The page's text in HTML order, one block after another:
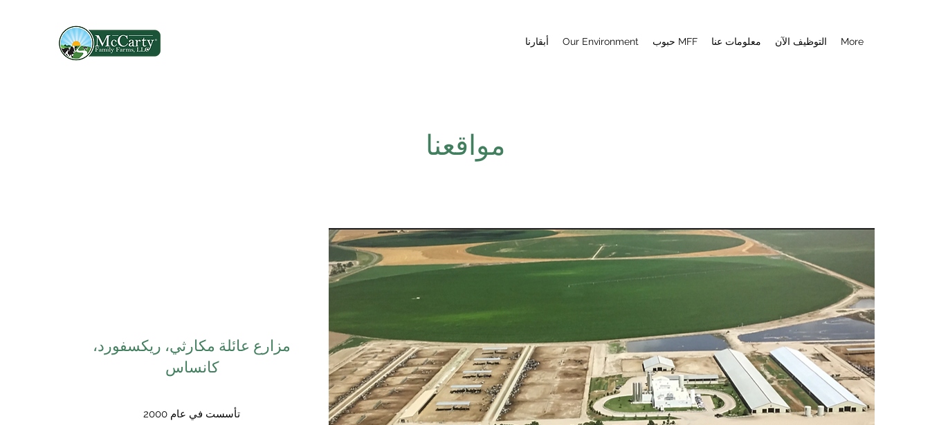
أبقارنا Our Environment حبوب MFF معلومات عنا التوظيف الآن More
مواقعنا
مزارع عائلة مكارثي، ريكسفورد،
كانساس
تأسست في عام 2000